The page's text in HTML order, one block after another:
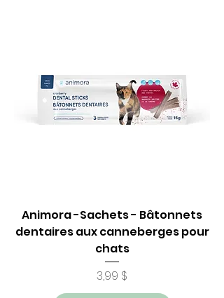
Animora -Sachets - Bâtonnets
dentaires aux canneberges pour
chats
Prix
3,99 $